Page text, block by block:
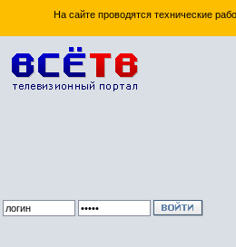
На сайте проводятся технические